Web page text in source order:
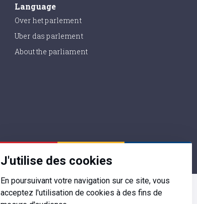
J'utilise des cookies
En poursuivant votre navigation sur ce site, vous
acceptez l'utilisation de cookies à des fins de
Language
Over het parlement
Uber das parlement
About the parliament